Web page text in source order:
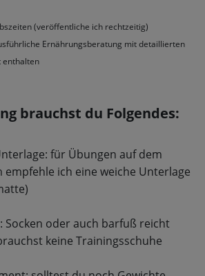
(veröffentliche ich rechtzeitig)
Ernährungsberatung mit detaillierten
enthalten
brauchst du Folgendes:
für Übungen auf dem
empfehle ich eine weiche Unterlage
Socken oder auch barfuß reicht
keine Trainingsschuhe